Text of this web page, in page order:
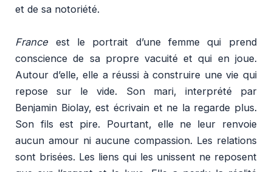
et de sa notoriété.
France est le portrait d’une femme qui prend
conscience de sa propre vacuité et qui en joue.
Autour d’elle, elle a réussi à construire une vie qui
repose sur le vide. Son mari, interprété par
Benjamin Biolay, est écrivain et ne la regarde plus.
Son fils est pire. Pourtant, elle ne leur renvoie
aucun amour ni aucune compassion. Les relations
sont brisées. Les liens qui les unissent ne reposent